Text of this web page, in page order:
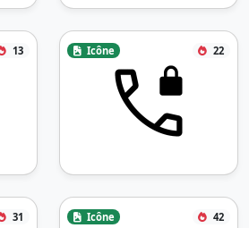
13 Icône 22
31 Icône 42